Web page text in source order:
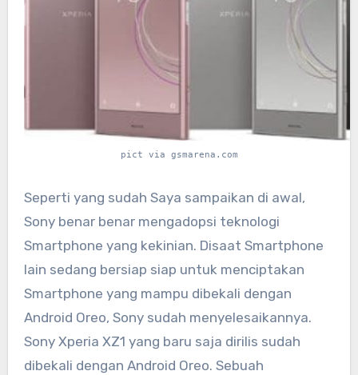
pict via gsmarena.com
Seperti yang sudah Saya sampaikan di awal,
Sony benar benar mengadopsi teknologi
Smartphone yang kekinian. Disaat Smartphone
lain sedang bersiap siap untuk menciptakan
Smartphone yang mampu dibekali dengan
Android Oreo, Sony sudah menyelesaikannya.
Sony Xperia XZ1 yang baru saja dirilis sudah
dibekali dengan Android Oreo. Sebuah